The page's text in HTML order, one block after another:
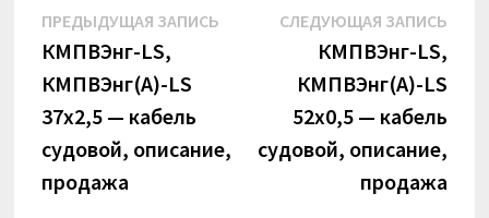
Навигация
по
записям
ПРЕДЫДУЩАЯ ЗАПИСЬ Предыдущая
КМПВЭнг-LS,
КМПВЭнг(А)-LS
37х2,5 — кабель
судовой, описание,
продажа
СЛЕДУЮЩАЯ ЗАПИСЬ
КМПВЭнг-LS,
КМПВЭнг(А)-LS
52х0,5 — кабель
судовой, описание,
продажа